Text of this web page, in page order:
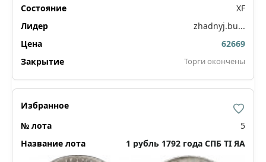
XF
zhadnyj.bu...
62669
Торги окончены
5
1 рубль 1792 года СПБ ТI ЯА